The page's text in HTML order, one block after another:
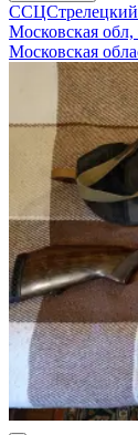
ССЦСтрелецкий
Московская
Московская